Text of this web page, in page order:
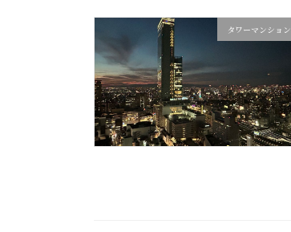
タワーマンション